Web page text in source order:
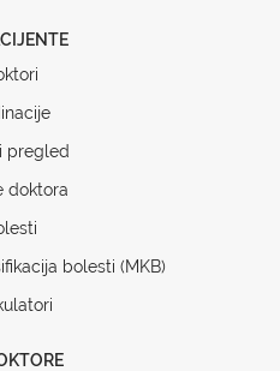
pregled
doktora
bolesti (MKB)